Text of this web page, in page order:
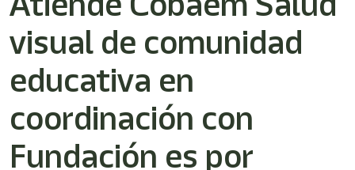
activates
screen
help
you
navigate
and
interact
visual de comunidad
educativa en
coordinación con
Fundación es por